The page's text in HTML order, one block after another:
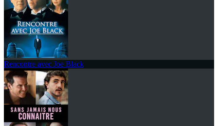
Rencontre avec Joe Black